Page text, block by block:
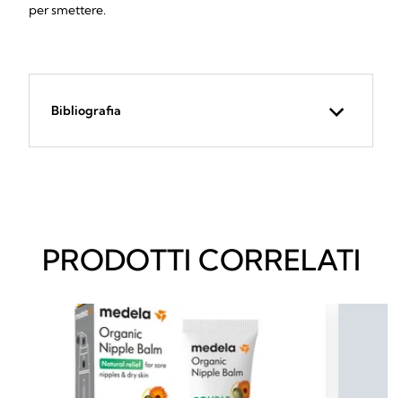
per smettere.
Bibliografia
PRODOTTI CORRELATI